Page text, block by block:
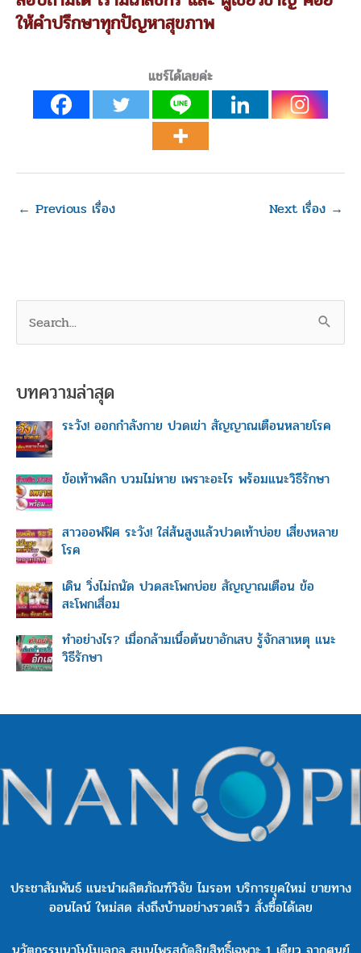
ให้คำปรึกษาทุกปัญหาสุขภาพ
แชร์ได้เลยค่ะ
← Previous เรื่อง Next เรื่อง →
c
f
o
r
:
บทความล่าสุด
ระวัง! ออกกำลังกาย ปวดเข่า สัญญาณเตือนหลายโรค
ข้อเท้าพลิก บวมไม่หาย เพราะอะไร พร้อมแนะวิธีรักษา
สาวออฟฟิศ ระวัง! ใส่ส้นสูงแล้วปวดเท้าบ่อย เสี่ยงหลาย
โรค
เดิน วิ่งไม่ถนัด ปวดสะโพกบ่อย สัญญาณเตือน ข้อ
สะโพกเสื่อม
ทำอย่างไร? เมื่อกล้ามเนื้อต้นขาอักเสบ รู้จักสาเหตุ แนะ
วิธีรักษา
ประชาสัมพันธ์ แนะนำผลิตภัณฑ์วิจัย ไมรอท บริการยุคใหม่ ขายทาง
ออนไลน์ ใหม่สด ส่งถึงบ้านอย่างรวดเร็ว สั่งซื้อได้เลย